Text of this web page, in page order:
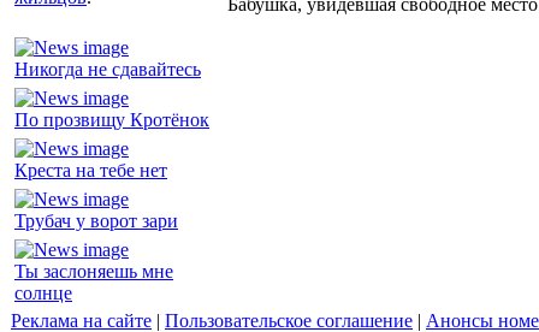
Никогда не сдавайтесь
По прозвищу Кротёнок
Креста на тебе нет
Трубач у ворот зари
Ты заслоняешь мне
солнце
Бабушка, увидевшая свободное
Реклама на сайте | Пользовательское соглашение | Анонсы